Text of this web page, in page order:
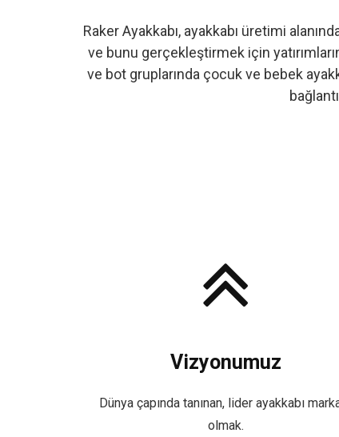
Raker Ayakkabı, ayakkabı üretimi
ve bunu gerçekleştirmek için
ve bot gruplarında çocuk ve bebek
Vizyonumuz
Dünya çapında tanınan, lider ayakkabı
olmak.